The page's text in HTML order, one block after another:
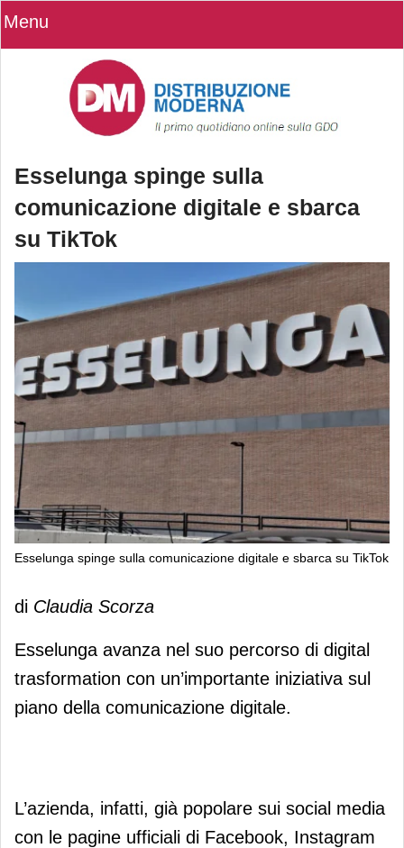
Menu
Esselunga spinge sulla
comunicazione digitale e sbarca
su TikTok
Esselunga spinge sulla comunicazione digitale e sbarca su TikTok
Esselunga spinge sulla
comunicazione digitale e sbarca su
TikTok
di Claudia Scorza
Esselunga avanza nel suo percorso di digital
trasformation con un’importante iniziativa sul
piano della comunicazione digitale.
L’azienda, infatti, già popolare sui social media
con le pagine ufficiali di Facebook, Instagram